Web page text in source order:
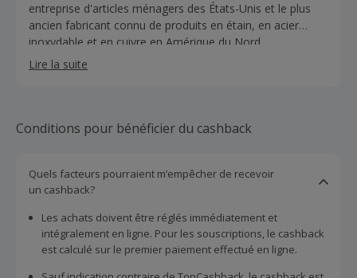
entreprise d'articles ménagers des États-Unis et le plus
ancien fabricant connu de produits en étain, en acier
inoxydable et en cuivre en Amérique du Nord.
Lire la suite
Conditions pour bénéficier du cashback
Quels facteurs pourraient m’empêcher de recevoir
un cashback?
Les achats doivent être réglés immédiatement et
intégralement en ligne. Pour les souscriptions, le cashback
est calculé sur le premier paiement effectué en ligne.